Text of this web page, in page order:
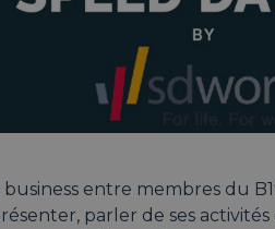
entre membres du
parler de ses